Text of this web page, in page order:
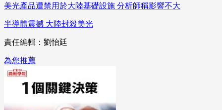
美光產品遭禁用於大陸基礎設施 分析師稱影響不大
半導體震撼 大陸封殺美光
責任編輯：劉怡廷
為您推薦